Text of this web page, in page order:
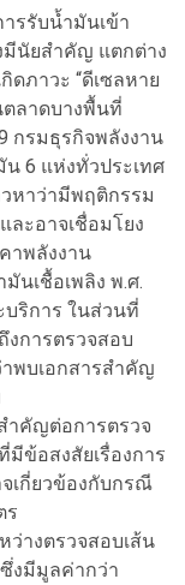
รรับน้ำมันเข้า
นัยสำคัญ แตกต่าง
ดภาวะ “ดีเซลหาย
ลาดบางพื้นที่
กรมธุรกิจพลังงาน
6 แห่งทั่วประเทศ
หาว่ามีพฤติกรรม
ละอาจเชื่อมโยง
าพลังงาน
นเชื้อเพลิง พ.ศ.
ริการ ในส่วนที่
การตรวจสอบ
าพบเอกสารสำคัญ
ำคัญต่อการตรวจ
ข้อสงสัยเรื่องการ
จเกี่ยวข้องกับกรณี
ร
ว่างตรวจสอบเส้น
งมีมูลค่ากว่า